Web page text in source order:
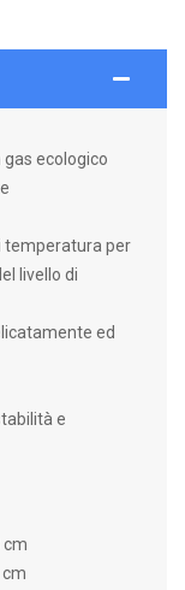
ecologico
temperatura per
livello di
ed
e
cm